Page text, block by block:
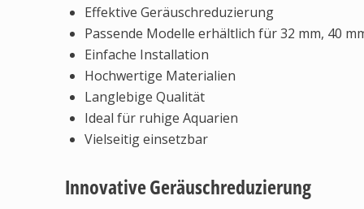
Effektive Geräuschreduzierung
Passende Modelle erhältlich für 32 mm, 40
Einfache Installation
Hochwertige Materialien
Langlebige Qualität
Ideal für ruhige Aquarien
Vielseitig einsetzbar
Innovative Geräuschreduzierung